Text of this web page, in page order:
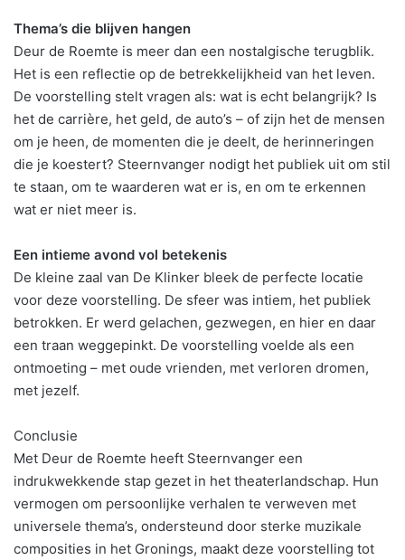
Thema’s die blijven hangen
Deur de Roemte is meer dan een nostalgische terugblik.
Het is een reflectie op de betrekkelijkheid van het leven.
De voorstelling stelt vragen als: wat is echt belangrijk? Is
het de carrière, het geld, de auto’s – of zijn het de mensen
om je heen, de momenten die je deelt, de herinneringen
die je koestert? Steernvanger nodigt het publiek uit om stil
te staan, om te waarderen wat er is, en om te erkennen
wat er niet meer is.
Een intieme avond vol betekenis
De kleine zaal van De Klinker bleek de perfecte locatie
voor deze voorstelling. De sfeer was intiem, het publiek
betrokken. Er werd gelachen, gezwegen, en hier en daar
een traan weggepinkt. De voorstelling voelde als een
ontmoeting – met oude vrienden, met verloren dromen,
met jezelf.
Conclusie
Met Deur de Roemte heeft Steernvanger een
indrukwekkende stap gezet in het theaterlandschap. Hun
vermogen om persoonlijke verhalen te verweven met
universele thema’s, ondersteund door sterke muzikale
composities in het Gronings, maakt deze voorstelling tot